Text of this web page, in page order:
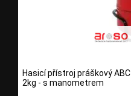
Hasicí přístroj práškový ABC
2kg - s manometrem